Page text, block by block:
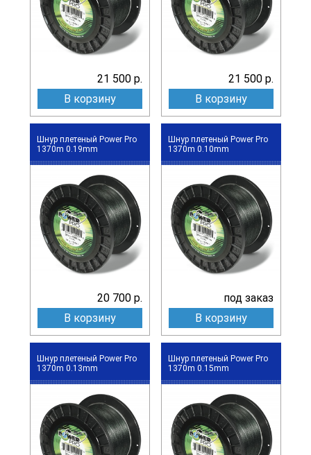
21 500 р.
В корзину
21 500 р.
В корзину
Шнур плетеный Power Pro
1370m 0.19mm
20 700 р.
В корзину
Шнур плетеный Power Pro
1370m 0.10mm
под заказ
В корзину
Шнур плетеный Power Pro
1370m 0.13mm
Шнур плетеный Power Pro
1370m 0.15mm